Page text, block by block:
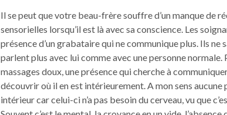
Il se peut que votre beau-frère souffre d’un manque de
sensorielles lorsqu’il est là avec sa conscience. Les
présence d’un grabataire qui ne communique plus. Ils
parlent plus avec lui comme avec une personne
massages doux, une présence qui cherche à
découvrir où il en est intérieurement. A mon sens
intérieur car celui-ci n’a pas besoin du cerveau, vu que